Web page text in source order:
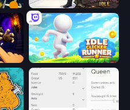
Rotcalypse: Idle Incremental
Idle Clicker Runner